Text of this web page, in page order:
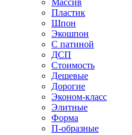
Массив
Пластик
Шпон
Экошпон
С патиной
ДСП
Стоимость
Дешевые
Дорогие
Эконом-класс
Элитные
Форма
П-образные